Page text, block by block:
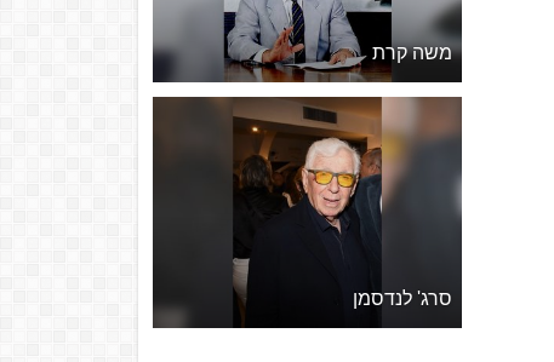
משה קרת
סרג' לנדסמן